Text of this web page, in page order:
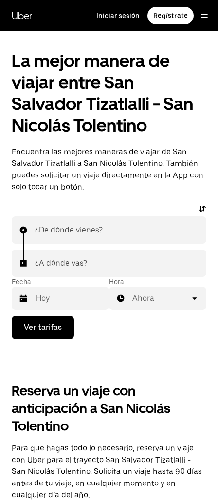
contenido
principal
Uber Iniciar sesión Regístrate
La mejor manera de
viajar entre San
Salvador Tizatlalli - San
Nicolás Tolentino
Encuentra las mejores maneras de viajar de San
Salvador Tizatlalli a San Nicolás Tolentino. También
puedes solicitar un viaje directamente en la App con
solo tocar un botón.
¿De dónde vienes?
¿A dónde vas?
Fecha
Presiona
flecha
el
y
selecciona
una
Presiona
la
tecla Esc
para
cerrar
el
calendario.
Hora
Ahora
Ver tarifas
Reserva un viaje con
anticipación a San Nicolás
Tolentino
Para que hagas todo lo necesario, reserva un viaje
con Uber para el trayecto San Salvador Tizatlalli -
San Nicolás Tolentino. Solicita un viaje hasta 90 días
antes de tu viaje, en cualquier momento y en
cualquier día del año.